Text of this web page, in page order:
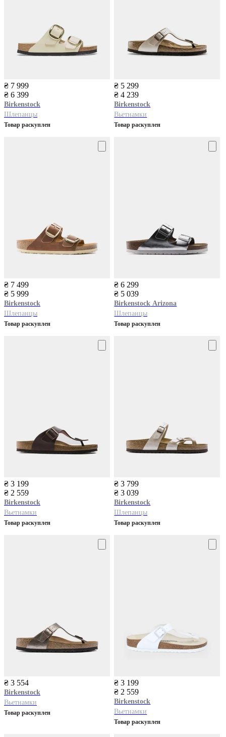
₴ 7 999
₴ 6 399
Birkenstock
Шлепанцы
Товар раскуплен
₴ 5 299
₴ 4 239
Birkenstock
Вьетнамки
Товар раскуплен
₴ 7 499
₴ 5 999
Birkenstock
Шлепанцы
Товар раскуплен
₴ 6 299
₴ 5 039
Birkenstock Arizona
Шлепанцы
Товар раскуплен
₴ 3 199
₴ 2 559
Birkenstock
Вьетнамки
Товар раскуплен
₴ 3 799
₴ 3 039
Birkenstock
Шлепанцы
Товар раскуплен
₴ 3 554
Birkenstock
Вьетнамки
Товар раскуплен
₴ 3 199
₴ 2 559
Birkenstock
Вьетнамки
Товар раскуплен